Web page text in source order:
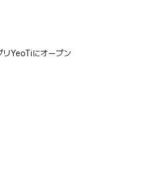
YeoTiにオープン